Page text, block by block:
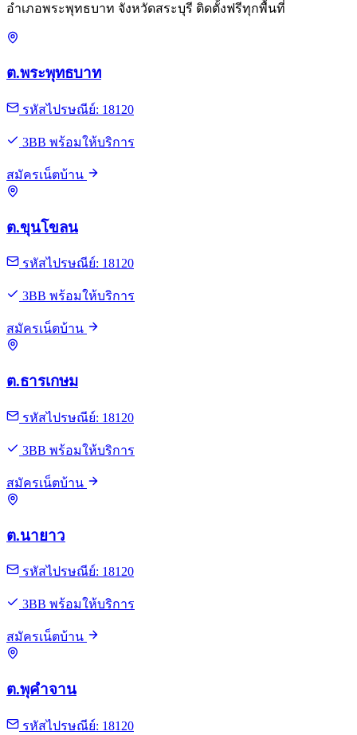
อำเภอพระพุทธบาท จังหวัดสระบุรี ติดตั้งฟรีทุกพื้นที่
ต.พระพุทธบาท
รหัสไปรษณีย์: 18120
3BB พร้อมให้บริการ
สมัครเน็ตบ้าน
ต.ขุนโขลน
รหัสไปรษณีย์: 18120
3BB พร้อมให้บริการ
สมัครเน็ตบ้าน
ต.ธารเกษม
รหัสไปรษณีย์: 18120
3BB พร้อมให้บริการ
สมัครเน็ตบ้าน
ต.นายาว
รหัสไปรษณีย์: 18120
3BB พร้อมให้บริการ
สมัครเน็ตบ้าน
ต.พุคำจาน
รหัสไปรษณีย์: 18120